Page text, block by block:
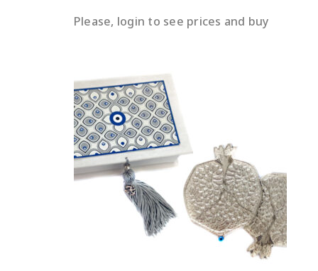
Please, login to see prices and buy
ΔΙΑΒΆΣΤΕ ΠΕΡΙΣΣΌΤΕΡΑ